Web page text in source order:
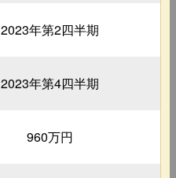
2023年第2四半期
2023年第4四半期
960万円